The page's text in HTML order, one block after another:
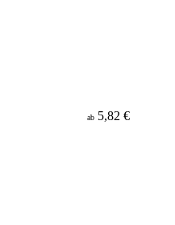
ab 5,82 €